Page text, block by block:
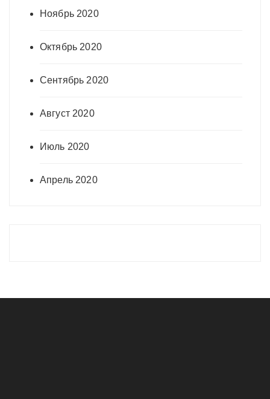
Ноябрь 2020
Октябрь 2020
Сентябрь 2020
Август 2020
Июль 2020
Апрель 2020